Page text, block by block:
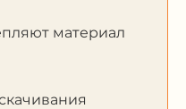
материал